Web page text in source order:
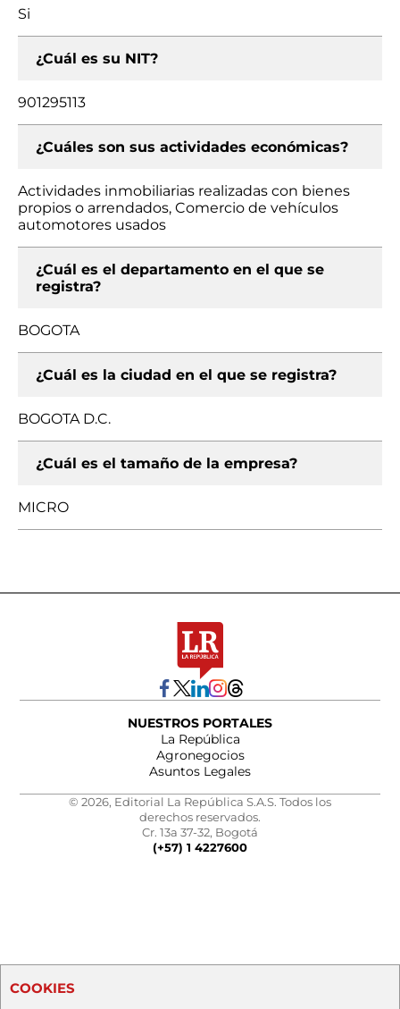
Si
¿Cuál es su NIT?
901295113
¿Cuáles son sus actividades económicas?
Actividades inmobiliarias realizadas con bienes
propios o arrendados, Comercio de vehículos
automotores usados
¿Cuál es el departamento en el que se
registra?
BOGOTA
¿Cuál es la ciudad en el que se registra?
BOGOTA D.C.
¿Cuál es el tamaño de la empresa?
MICRO
NUESTROS PORTALES
La República
Agronegocios
Asuntos Legales
© 2026, Editorial La República S.A.S. Todos los
derechos reservados.
Cr. 13a 37-32, Bogotá
(+57) 1 4227600
COOKIES